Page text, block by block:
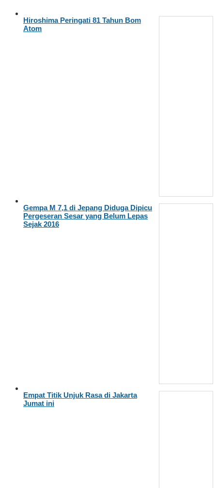
Hiroshima Peringati 81 Tahun Bom
Atom
Gempa M 7,1 di Jepang Diduga Dipicu
Pergeseran Sesar yang Belum Lepas
Sejak 2016
Empat Titik Unjuk Rasa di Jakarta
Jumat ini